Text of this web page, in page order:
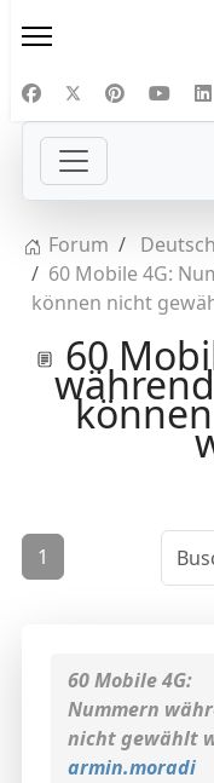
Forum Deutsch
60 Mobile 4G:
können nicht
60
1
60 Mobile 4G:
Nummern
nicht gewählt
armin.moradi